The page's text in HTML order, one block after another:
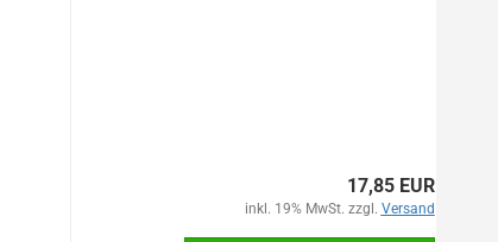
17,85 EUR
inkl. 19% MwSt. zzgl. Versand